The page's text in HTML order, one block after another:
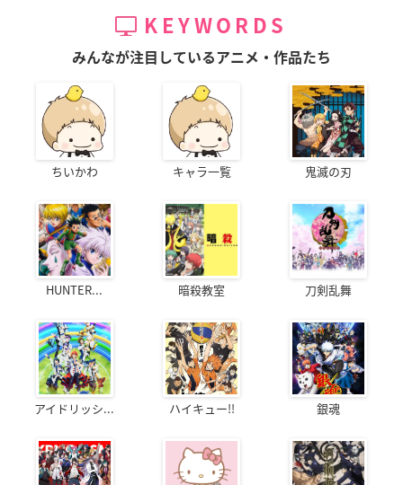
KEYWORDS
みんなが注目しているアニメ・作品たち
ちいかわ キャラ一覧 鬼滅の刃
HUNTER... 暗殺教室 刀剣乱舞
アイドリッシ... ハイキュー!! 銀魂